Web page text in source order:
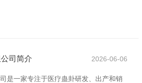
司简介 2026-06-06
是一家专注于医疗蛊卦研发、出产和销